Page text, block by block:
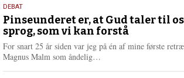
5.
august
2026
DEBAT
Pinseunderet er, at Gud taler til
sprog, som vi kan forstå
For snart 25 år siden var jeg på én af mine første
Magnus Malm som åndelig…